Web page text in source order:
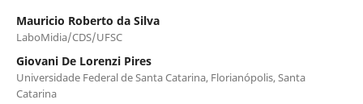
Mauricio Roberto da Silva
LaboMidia/CDS/UFSC
Giovani De Lorenzi Pires
Universidade Federal de Santa Catarina, Florianópolis, Santa
Catarina